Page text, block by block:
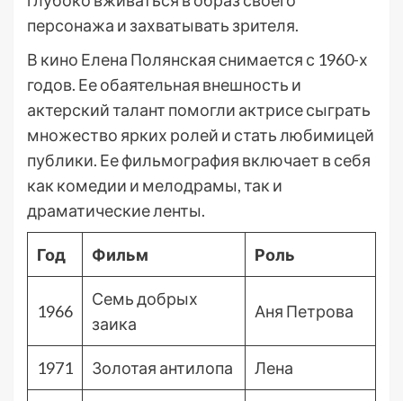
персонажа и захватывать зрителя.
В кино Елена Полянская снимается с 1960-х
годов. Ее обаятельная внешность и
актерский талант помогли актрисе сыграть
множество ярких ролей и стать любимицей
публики. Ее фильмография включает в себя
как комедии и мелодрамы, так и
драматические ленты.
Год Фильм Роль
1966
Семь добрых
заика
Аня Петрова
1971 Золотая антилопа Лена